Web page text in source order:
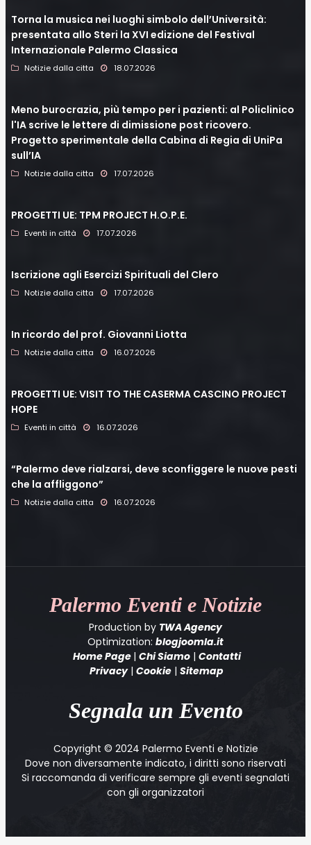
Torna la musica nei luoghi simbolo dell’Università:
presentata allo Steri la XVI edizione del Festival
Internazionale Palermo Classica
Notizie dalla citta 18.07.2026
Meno burocrazia, più tempo per i pazienti: al Policlinico
l'IA scrive le lettere di dimissione post ricovero.
Progetto sperimentale della Cabina di Regia di UniPa
sull’IA
Notizie dalla citta 17.07.2026
PROGETTI UE: TPM PROJECT H.O.P.E.
Eventi in città 17.07.2026
Iscrizione agli Esercizi Spirituali del Clero
Notizie dalla citta 17.07.2026
In ricordo del prof. Giovanni Liotta
Notizie dalla citta 16.07.2026
PROGETTI UE: VISIT TO THE CASERMA CASCINO PROJECT
HOPE
Eventi in città 16.07.2026
“Palermo deve rialzarsi, deve sconfiggere le nuove pesti
che la affliggono”
Notizie dalla citta 16.07.2026
Palermo Eventi e Notizie
Production by TWA Agency
Optimization: blogjoomla.it
Home Page | Chi Siamo| Contatti
Privacy| Cookie | Sitemap
Segnala un Evento
Copyright © 2024 Palermo Eventi e Notizie
Dove non diversamente indicato, i diritti sono riservati
Si raccomanda di verificare sempre gli eventi segnalati
con gli organizzatori